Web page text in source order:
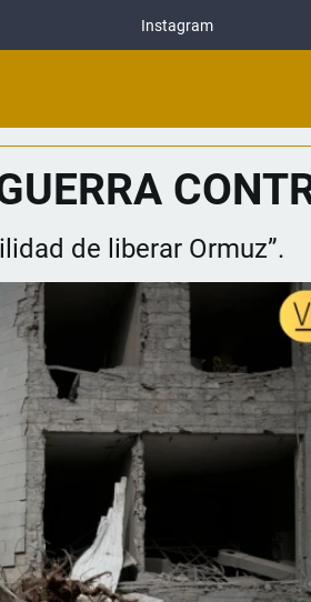
Instagram
de liberar Ormuz”.